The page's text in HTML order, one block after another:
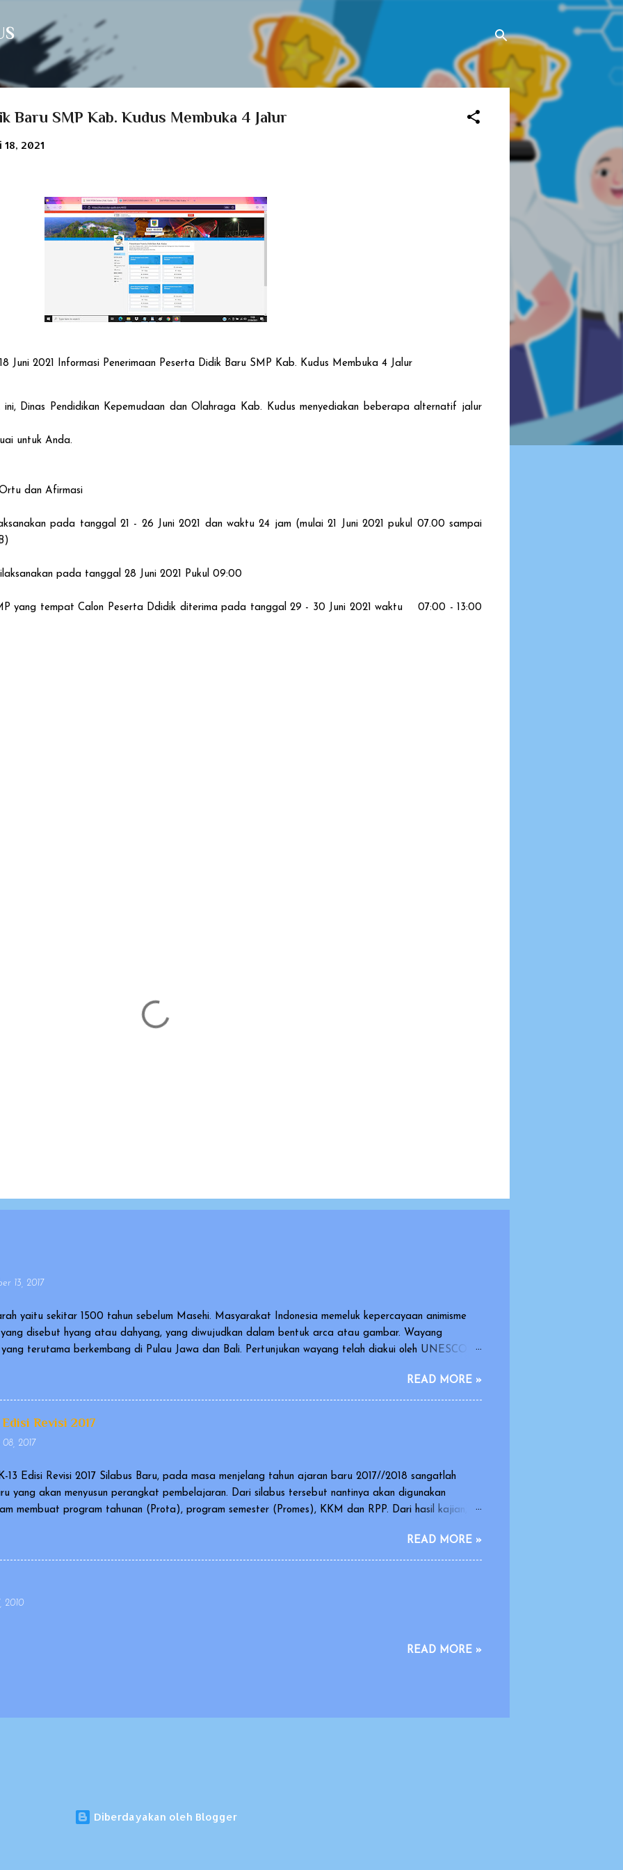
Langsung ke konten utama
Baru SMP Kab. Kudus Membuka 4 Jalur
18, 2021
Juni 2021 Informasi Penerimaan Peserta Didik Baru SMP Kab. Kudus Membuka 4 Jalur
Dinas Pendidikan Kepemudaan dan Olahraga Kab. Kudus menyediakan beberapa alternatif jalur
untuk Anda.
dan Afirmasi
pada tanggal 21 - 26 Juni 2021 dan waktu 24 jam (mulai 21 Juni 2021 pukul 07.00 sampai
pada tanggal 28 Juni 2021 Pukul 09:00
yang tempat Calon Peserta Ddidik diterima pada tanggal 29 - 30 Juni 2021 waktu 07:00 - 13:00
13, 2017
yaitu sekitar 1500 tahun sebelum Masehi. Masyarakat Indonesia memeluk kepercayaan animisme
disebut hyang atau dahyang, yang diwujudkan dalam bentuk arca atau gambar. Wayang
terutama berkembang di Pulau Jawa dan Bali. Pertunjukan wayang telah diakui oleh UNESCO
and Intangible Heritage of Humanity). Ada versi wayang yang dimainkan oleh orang dengan
wayang orang, dan ada pula wayang yang berupa sekumpulan boneka yang dimainkan oleh dalang.
berupa wayang kulit atau wayang golek. Cerita yang dikisahkan dalam pagelaran wayang
READ MORE »
Revisi 2017
2017
13 Edisi Revisi 2017 Silabus Baru, pada masa menjelang tahun ajaran baru 2017//2018 sangatlah
yang akan menyusun perangkat pembelajaran. Dari silabus tersebut nantinya akan digunakan
membuat program tahunan (Prota), program semester (Promes), KKM dan RPP. Dari hasil kajian,
2017. Silabus SMP/MTs Kurikulum 2013 edisi Revisi 2017 ini disusun dengan format dan penyajian/
sehingga mudah dipahami dan dilaksanakan oleh guru. Penyederhanaan format dimaksudkan
efisien, tidak terlalu banyak halaman namun lingkup dan substansinya tidak berkurang, serta tetap
ide, desain, dan pelaksanaan kurikulum; mudah...
READ MORE »
2010
READ MORE »
Diberdayakan oleh Blogger